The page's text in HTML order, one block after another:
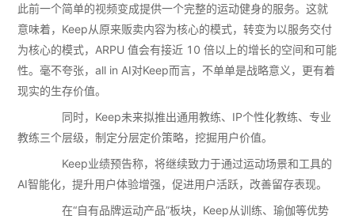
此前一个简单的视频变成提供一个完整的运动健身的服务。这就
意味着，Keep从原来贩卖内容为核心的模式，转变为以服务交付
为核心的模式，ARPU 值会有接近 10 倍以上的增长的空间和可能
性。毫不夸张，all in AI对Keep而言，不单单是战略意义，更有着
现实的生存价值。
同时，Keep未来拟推出通用教练、IP个性化教练、专业
教练三个层级，制定分层定价策略，挖掘用户价值。
Keep业绩预告称，将继续致力于通过运动场景和工具的
AI智能化，提升用户体验增强，促进用户活跃，改善留存表现。
在“自有品牌运动产品”板块，Keep从训练、瑜伽等优势